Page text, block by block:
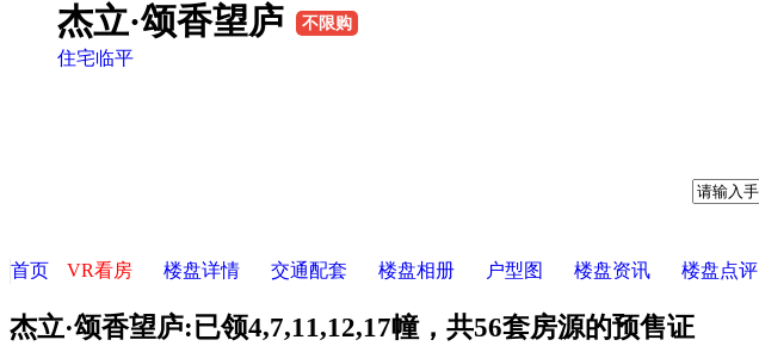
杰立·颂香望庐 不限购
住宅临平
首页
VR看房 楼盘详情 交通配套 楼盘相册 户型图 楼盘资讯 楼盘点评
杰立·颂香望庐:已领4,7,11,12,17幢，共56套房源的预售证